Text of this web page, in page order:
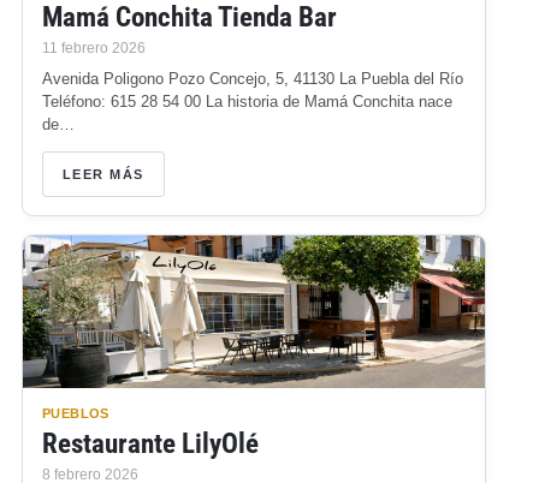
Mamá Conchita Tienda Bar
11 febrero 2026
Avenida Poligono Pozo Concejo, 5, 41130 La Puebla del Río
Teléfono: 615 28 54 00 La historia de Mamá Conchita nace
de…
LEER MÁS
PUEBLOS
Restaurante LilyOlé
8 febrero 2026